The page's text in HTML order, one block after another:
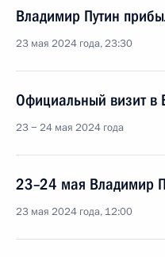
Владимир Путин
23 мая 2024 года, 23:30
Официальный визит в
23 − 24 мая 2024 года
23–24 мая Владимир
23 мая 2024 года, 12:00